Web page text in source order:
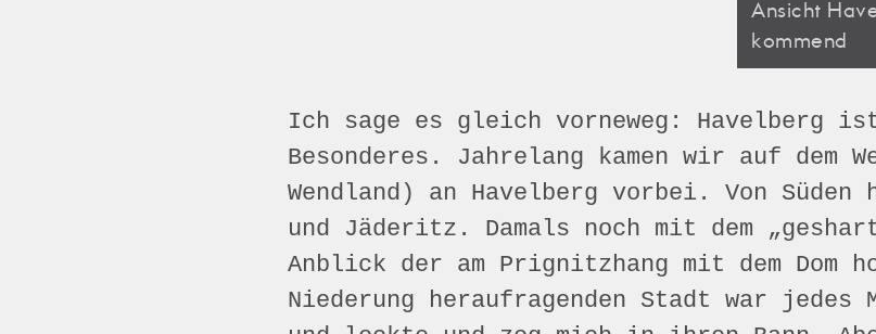
Ansicht
kommend
Ich sage es gleich vorneweg: Havelberg
Besonderes. Jahrelang kamen wir auf dem
Wendland) an Havelberg vorbei. Von Süden
und Jäderitz. Damals noch mit dem
Anblick der am Prignitzhang mit dem Dom
Niederung heraufragenden Stadt war jedes